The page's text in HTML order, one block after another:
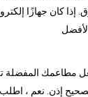
كان جهازًا
مطاعمك المفضلة
إذن. نعم ،